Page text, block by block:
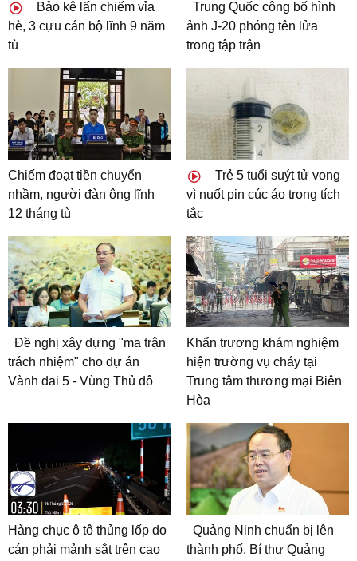
Bảo kê lấn chiếm vỉa
hè, 3 cựu cán bộ lĩnh 9 năm
tù
Trung Quốc công bố hình
ảnh J-20 phóng tên lửa
trong tập trận
Chiếm đoạt tiền chuyển
nhầm, người đàn ông lĩnh
12 tháng tù
Trẻ 5 tuổi suýt tử vong
vì nuốt pin cúc áo trong tích
tắc
Đề nghị xây dựng "ma trận
trách nhiệm" cho dự án
Vành đai 5 - Vùng Thủ đô
Khẩn trương khám nghiệm
hiện trường vụ cháy tại
Trung tâm thương mại Biên
Hòa
Hàng chục ô tô thủng lốp do
cán phải mảnh sắt trên cao
Quảng Ninh chuẩn bị lên
thành phố, Bí thư Quảng